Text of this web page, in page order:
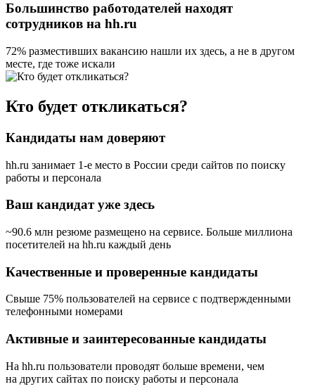
Большинство работодателей находят
сотрудников на hh.ru
72% разместивших вакансию нашли их здесь, а не в другом
месте, где тоже искали
Кто будет откликаться?
Кандидаты нам доверяют
hh.ru занимает 1-е место в России среди сайтов по поиску
работы и персонала
Ваш кандидат уже здесь
~90.6 млн резюме размещено на сервисе. Больше миллиона
посетителей на hh.ru каждый день
Качественные и проверенные кандидаты
Свыше 75% пользователей на сервисе с подтвержденными
телефонными номерами
Активные и заинтересованные кандидаты
На hh.ru пользователи проводят больше времени, чем
на других сайтах по поиску работы и персонала